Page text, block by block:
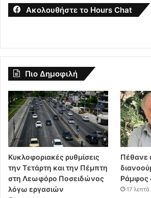
Ακολουθήστε το Hours Chat
Πιο Δημοφιλή
Κυκλοφοριακές ρυθμίσεις
την Τετάρτη και την Πέμπτη
στη Λεωφόρο Ποσειδώνος
λόγω εργασιών
Πέθανε
Ράμφος
17 λεπτά